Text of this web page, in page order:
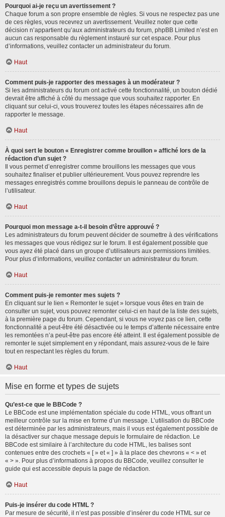
Pourquoi ai-je reçu un avertissement ?
Chaque forum a son propre ensemble de règles. Si vous ne respectez pas une
de ces règles, vous recevrez un avertissement. Veuillez noter que cette
décision n’appartient qu’aux administrateurs du forum, phpBB Limited n’est en
aucun cas responsable du règlement instauré sur cet espace. Pour plus
d’informations, veuillez contacter un administrateur du forum.
Haut
Comment puis-je rapporter des messages à un modérateur ?
Si les administrateurs du forum ont activé cette fonctionnalité, un bouton dédié
devrait être affiché à côté du message que vous souhaitez rapporter. En
cliquant sur celui-ci, vous trouverez toutes les étapes nécessaires afin de
rapporter le message.
Haut
À quoi sert le bouton « Enregistrer comme brouillon » affiché lors de la
rédaction d’un sujet ?
Il vous permet d’enregistrer comme brouillons les messages que vous
souhaitez finaliser et publier ultérieurement. Vous pouvez reprendre les
messages enregistrés comme brouillons depuis le panneau de contrôle de
l’utilisateur.
Haut
Pourquoi mon message a-t-il besoin d’être approuvé ?
Les administrateurs du forum peuvent décider de soumettre à des vérifications
les messages que vous rédigez sur le forum. Il est également possible que
vous ayez été placé dans un groupe d’utilisateurs aux permissions limitées.
Pour plus d’informations, veuillez contacter un administrateur du forum.
Haut
Comment puis-je remonter mes sujets ?
En cliquant sur le lien « Remonter le sujet » lorsque vous êtes en train de
consulter un sujet, vous pouvez remonter celui-ci en haut de la liste des sujets,
à la première page du forum. Cependant, si vous ne voyez pas ce lien, cette
fonctionnalité a peut-être été désactivée ou le temps d’attente nécessaire entre
les remontées n’a peut-être pas encore été atteint. Il est également possible de
remonter le sujet simplement en y répondant, mais assurez-vous de le faire
tout en respectant les règles du forum.
Haut
Mise en forme et types de sujets
Qu’est-ce que le BBCode ?
Le BBCode est une implémentation spéciale du code HTML, vous offrant un
meilleur contrôle sur la mise en forme d’un message. L’utilisation du BBCode
est déterminée par les administrateurs, mais il vous est également possible de
la désactiver sur chaque message depuis le formulaire de rédaction. Le
BBCode est similaire à l’architecture du code HTML, les balises sont
contenues entre des crochets « [ » et « ] » à la place des chevrons « < » et
« > ». Pour plus d’informations à propos du BBCode, veuillez consulter le
guide qui est accessible depuis la page de rédaction.
Haut
Puis-je insérer du code HTML ?
Par mesure de sécurité, il n’est pas possible d’insérer du code HTML sur ce